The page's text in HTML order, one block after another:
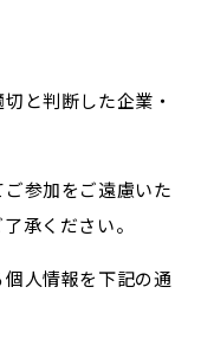
と判断した企業・
参加をご遠慮いた
承ください。
人情報を下記の通